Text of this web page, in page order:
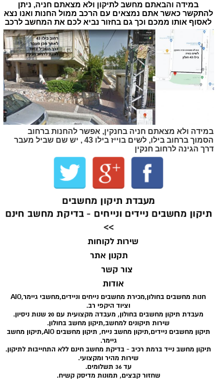
צור קשר
אודות
תקנון אתר
שירות לקוחות
חנות מחשבים בחולון,מכירת מחשבים נייחים וניידים,מחשבי גיימר,AIO
וציוד היקפי רב.
מעבדת תיקון מחשבים בחולון, מעבדה מקצועית עם 20 שנות ניסיון.
שירות תיקונים למחשב,תיקון מחשב בחולון.
תיקון מחשבים ניידים,תיקון מחשב נייח, תיקון מחשבים AIO,תיקון מחשב
גיימר.
תיקון מחשב נייד ברמת רכיב - בדיקת מחשב חינם ללא התחייבות לתיקון.
שירות מהיר ומקצועי.
עד 36 תשלומים.
שחזור קבצים, תמונות מדיסק קשיח.
מעבדת תיקון מחשבים
תיקון מחשבים ניידים ונייחים - בדיקת מחשב חינם
>>
במידה והבאתם מחשב לתיקון ולא מצאתם חניה, ניתן
להתקשר כאשר אתם נמצאים עם הרכב ממול החנות ואנו נצא
לאסוף אותו ממכם וכך גם בחזור נביא לכם את המחשב לרכב
במידה ולא מצאתם חניה בחנקין, אפשר להחנות ברחוב
הסמוך ברחוב בילו, לשים בוייז בילו 43 , יש שם שביל מעבר
דרך הגינה לרחוב חנקין